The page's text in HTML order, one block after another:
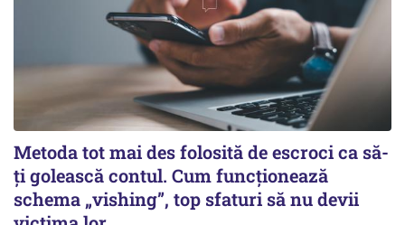
Metoda tot mai des folosită de escroci ca să-
ți golească contul. Cum funcționează
schema „vishing”, top sfaturi să nu devii